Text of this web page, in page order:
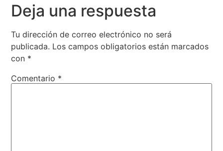
Deja una respuesta
Tu dirección de correo electrónico no será
publicada. Los campos obligatorios están marcados
con *
Comentario *